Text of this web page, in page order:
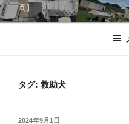
ッ
プ
岡】
タグ:救助犬
投
2024年9月1日